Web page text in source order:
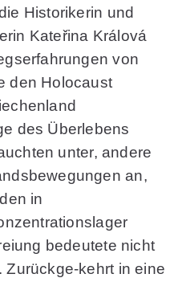
Historikerin und
Kateřina Králová
von
den Holocaust
des Überlebens
unter, andere
an,
in
bedeutete nicht
kehrt in eine